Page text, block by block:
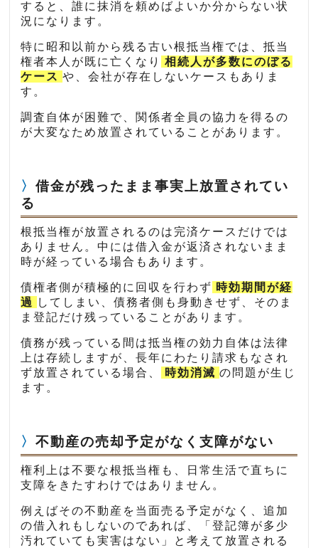
すると、誰に抹消を頼めばよいか分からない状
況になります。
特に昭和以前から残る古い根抵当権では、抵当
権者本人が既に亡くなり
相続人が多数にのぼる
ケース や、会社が存在しないケースもありま
す。
調査自体が困難で、関係者全員の協力を得るの
が大変なため放置されていることがあります。
借金が残ったまま事実上放置されてい
る
根抵当権が放置されるのは完済ケースだけでは
ありません。中には借入金が返済されないまま
時が経っている場合もあります。
債権者側が積極的に回収を行わず 時効期間が経
過
してしまい、債務者側も身動きせず、そのま
ま登記だけ残っていることがあります。
債務が残っている間は抵当権の効力自体は法律
上は存続しますが、長年にわたり請求もなされ
ず放置されている場合、
時効消滅 の問題が生じ
ます。
不動産の売却予定がなく支障がない
権利上は不要な根抵当権も、日常生活で直ちに
支障をきたすわけではありません。
例えばその不動産を当面売る予定がなく、追加
の借入れもしないのであれば、「登記簿が多少
汚れていても実害はない」と考えて放置される